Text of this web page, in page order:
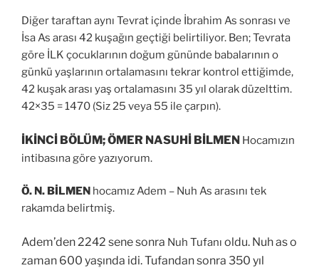
Diğer taraftan aynı Tevrat içinde İbrahim As sonrası ve
İsa As arası 42 kuşağın geçtiği belirtiliyor. Ben; Tevrata
göre İLK çocuklarının doğum gününde babalarının o
günkü yaşlarının ortalamasını tekrar kontrol ettiğimde,
42 kuşak arası yaş ortalamasını 35 yıl olarak düzelttim.
42×35 = 1470 (Siz 25 veya 55 ile çarpın).
İKİNCİ BÖLÜM; ÖMER NASUHİ BİLMEN Hocamızın
intibasına göre yazıyorum.
Ö. N. BİLMEN hocamız Adem – Nuh As arasını tek
rakamda belirtmiş.
Adem’den 2242 sene sonra Nuh Tufanı oldu. Nuh as o
zaman 600 yaşında idi. Tufandan sonra 350 yıl